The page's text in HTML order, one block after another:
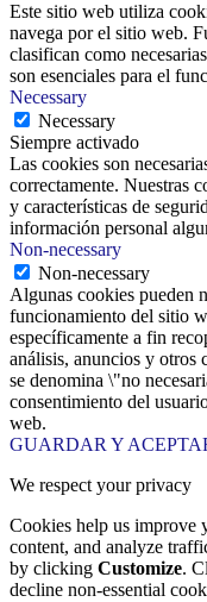
Este sitio web utiliza
navega por el sitio web.
clasifican como
son esenciales para el
Necessary
Necessary
Siempre activado
Las cookies son
correctamente. Nuestras
y características de
información personal
Non-necessary
Non-necessary
Algunas cookies pueden
funcionamiento del sitio
específicamente a fin
análisis, anuncios y otros
se denomina \"no
consentimiento del
web.
GUARDAR Y
We respect your privacy
Cookies help us improve
content, and analyze
by clicking Customize.
decline non-essential